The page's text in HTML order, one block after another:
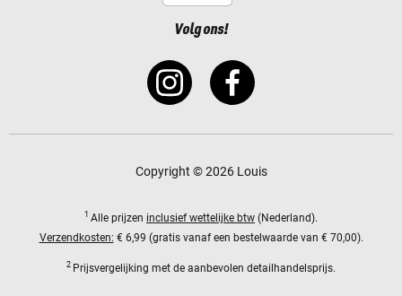
Volg ons!
Copyright © 2026 Louis
1 Alle prijzen inclusief wettelijke btw (Nederland).
Verzendkosten: € 6,99 (gratis vanaf een bestelwaarde van € 70,00).
2 Prijsvergelijking met de aanbevolen detailhandelsprijs.